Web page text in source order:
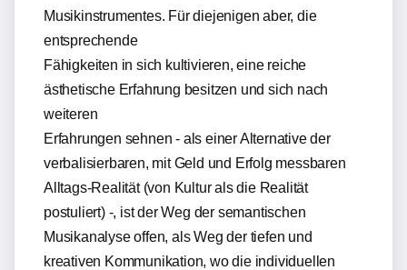
Musikinstrumentes. Für diejenigen aber, die
entsprechende
Fähigkeiten in sich kultivieren, eine reiche
ästhetische Erfahrung besitzen und sich nach
weiteren
Erfahrungen sehnen - als einer Alternative der
verbalisierbaren, mit Geld und Erfolg messbaren
Alltags-Realität (von Kultur als die Realität
postuliert) -, ist der Weg der semantischen
Musikanalyse offen, als Weg der tiefen und
kreativen Kommunikation, wo die individuellen